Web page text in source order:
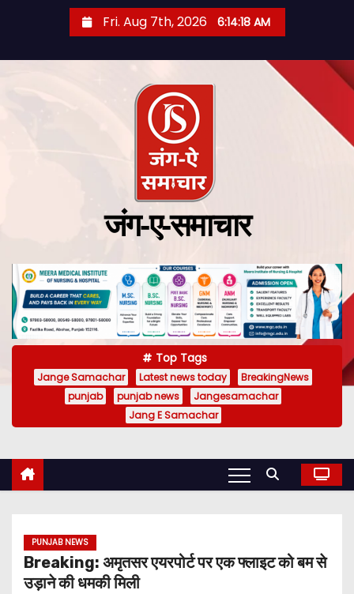
Fri. Aug 7th, 2026 6:14:19 AM
जंग-ए-समाचार
Top Tags
Jange Samachar Latest news today
BreakingNews
punjab
punjab news
Jangesamachar
Jang E Samachar
PUNJAB NEWS
Breaking: अमृतसर एयरपोर्ट पर एक फ्लाइट को बम से
उड़ाने की धमकी मिली